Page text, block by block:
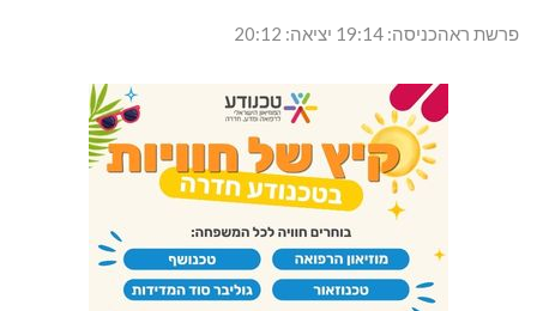
פרשת ראהכניסה: 19:14 יציאה: 20:12